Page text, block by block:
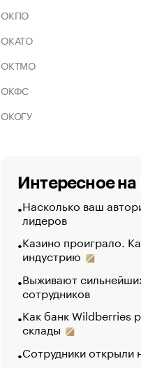
ОКПО
ОКАТО
ОКТМО
ОКФС
ОКОГУ
Интересное на
Насколько ваш
лидеров
Казино проиграло.
индустрию
Выживают
сотрудников
Как банк Wildberries
склады
Сотрудники открыли